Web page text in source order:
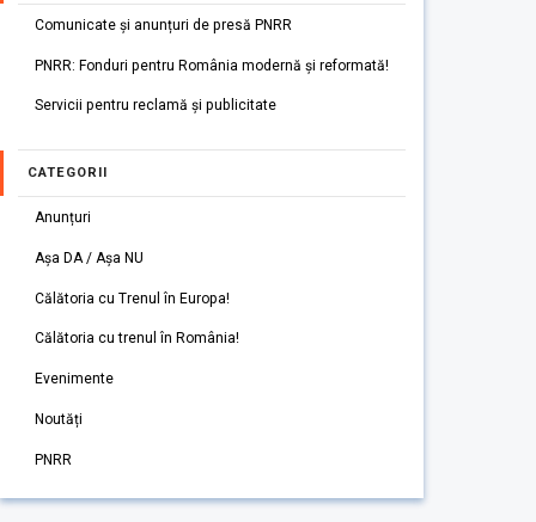
Comunicate și anunțuri de presă PNRR
PNRR: Fonduri pentru România modernă și reformată!
Servicii pentru reclamă și publicitate
CATEGORII
Anunțuri
Așa DA / Așa NU
Călătoria cu Trenul în Europa!
Călătoria cu trenul în România!
Evenimente
Noutăți
PNRR